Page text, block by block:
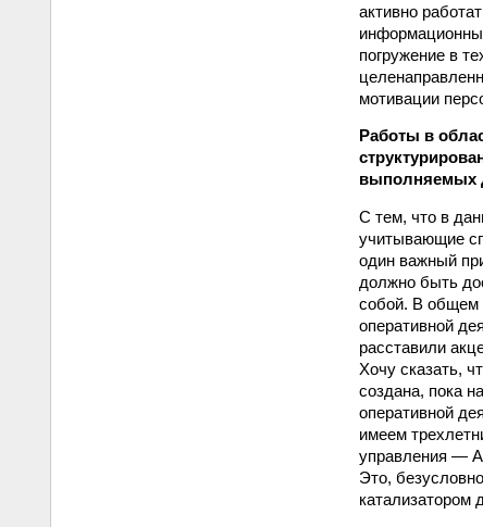
активно
погружение в
мотивации
Работы в
выполняемых
С тем, что в
учитывающие
один важный
должно быть
собой. В общем
оперативной
расставили
Хочу сказать,
создана, пока
оперативной
имеем
управления —
Это,
катализатором